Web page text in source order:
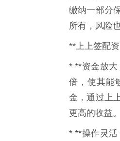
缴纳一部分
所有，风险
**上上签配
* **资金放
倍，使其能
金，通过上
更高的收益。
* **操作灵